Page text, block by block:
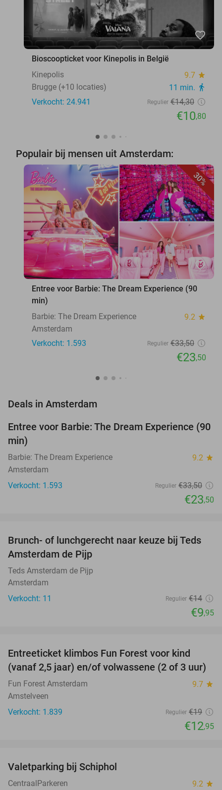
favorite_border
Bioscoopticket voor Kinepolis in België
Kinepolis
9.7 star
Brugge (+10 locaties) 11 min. directions_walk
Verkocht: 24.941 Regulier €14,30
€10,80
Populair bij mensen uit Amsterdam:
30%
favorite_border
Entree voor Barbie: The Dream Experience (90
min)
Barbie: The Dream Experience
9.2 star
Amsterdam
Verkocht: 1.593
Regulier €33,50
€23,50
Deals in Amsterdam
30%
Entree voor Barbie: The Dream Experience (90
min)
Barbie: The Dream Experience 9.2 star
Amsterdam
Verkocht: 1.593
Regulier €33,50
€23,50
29%
TODAY
Brunch- of lunchgerecht naar keuze bij Teds
Amsterdam de Pijp
Teds Amsterdam de Pijp
Amsterdam
Verkocht: 11
Regulier €14
€9,95
Entreeticket klimbos Fun Forest voor kind
(vanaf 2,5 jaar) en/of volwassene (2 of 3 uur)
Fun Forest Amsterdam 9.7 star
Amstelveen
Verkocht: 1.839
Regulier €19
€12,95
Valetparking bij Schiphol
CentraalParkeren 9.2 star